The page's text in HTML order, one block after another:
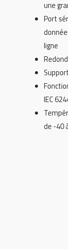
une
Port
ligne
IEC
de -40